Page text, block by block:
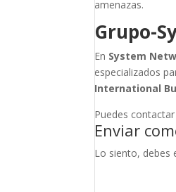
amenazas.
Grupo-
En System
especializados
International
Puedes
Enviar
Lo siento, debes